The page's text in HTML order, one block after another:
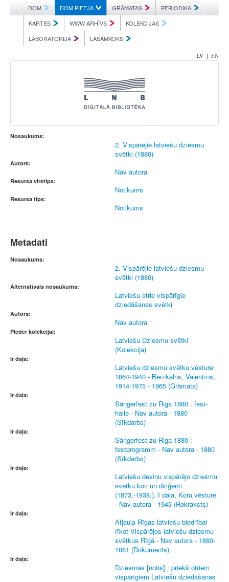
DOM DOM PIEEJA GRĀMATAS
PERIODIKA
KARTES
WWW ARHĪVS
KOLEKCIJAS
LABORATORIJA
LASĀMKOKS
LV | EN
Nosaukums:
2. Vispārējie latviešu dziesmu
svētki (1880)
Autors:
Nav autora
Resursa virstips:
Notikums
Resursa tips:
Notikums
Metadati
Nosaukums:
2. Vispārējie latviešu dziesmu
svētki (1880)
Alternatīvais nosaukums:
Latviešu otrie vispārīgie
dziedāšanas svētki
Autors:
Nav autora
Pieder kolekcijai:
Latviešu Dziesmu svētki
(Kolekcija)
Ir daļa:
Latviešu dziesmu svētku vēsture:
1864-1940 - Bērzkalns, Valentīns,
1914-1975 - 1965 (Grāmata)
Ir daļa:
Sängerfest zu Riga 1880 : fest-
halle - Nav autora - 1880
(Sīkdarbs)
Ir daļa:
Sängerfest zu Riga 1880 :
festprogramm - Nav autora - 1880
(Sīkdarbs)
Ir daļa:
Latviešu deviņu vispārējo dziesmu
svētku kori un diriģenti
(1873.-1938.). I daļa, Koru vēsture
- Nav autora - 1943 (Rokraksts)
Ir daļa:
Atļauja Rīgas latviešu biedrībai
rīkot Vispārējos latviešu dziesmu
svētkus Rīgā - Nav autora - 1880-
1881 (Dokuments)
Ir daļa:
Dziesmas [notis] : priekš otriem
vispārīgiem Latviešu dziedāšanas